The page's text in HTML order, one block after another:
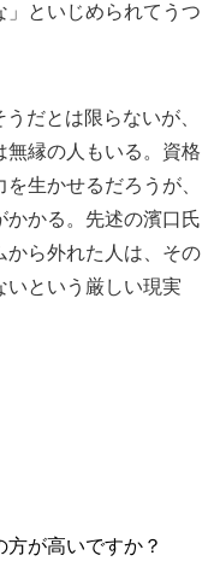
」といじめられてうつ
だとは限らないが、
縁の人もいる。資格
生かせるだろうが、
かる。先述の濱口氏
から外れた人は、その
という厳しい現実
が高いですか？